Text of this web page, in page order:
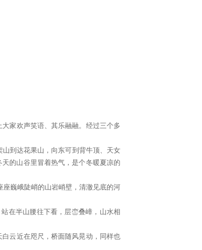
家欢声笑语、其乐融融。经过三个多
到达花果山，向东可到背牛顶、天女
的山谷里冒着热气，是个冬暖夏凉的
巍峨陡峭的山岩峭壁，清澈见底的河
在半山腰往下看，层峦叠嶂，山水相
云近在咫尺，桥面随风晃动，同样也